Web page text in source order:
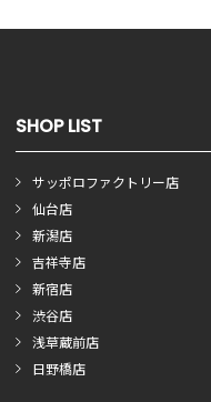
SHOP LIST
サッポロファクトリー店
仙台店
新潟店
吉祥寺店
新宿店
渋谷店
浅草蔵前店
日野橋店